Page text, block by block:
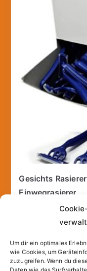
Um dir ein optimales
wie Cookies, um
zuzugreifen. Wenn du
Gesichts
Einwegrasierer
incl. 19% VAT
inkl.Versandkosten